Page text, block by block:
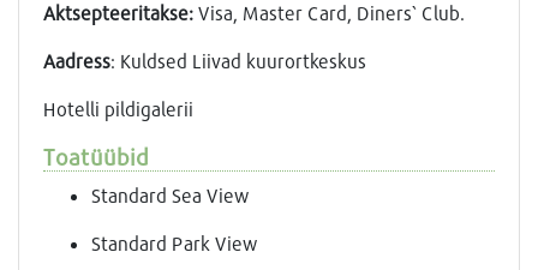
Aktsepteeritakse: Visa, Master Card, Diners` Club.
Aadress: Kuldsed Liivad kuurortkeskus
Hotelli pildigalerii
Toatüübid
Standard Sea View
Standard Park View